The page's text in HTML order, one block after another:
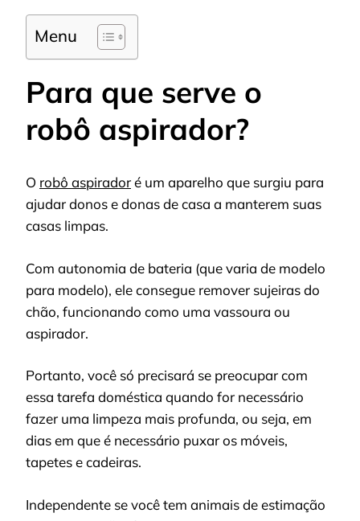
Menu
Para que serve o
robô aspirador?
O robô aspiradoré um aparelho que surgiu para
ajudar donos e donas de casa a manterem suas
casas limpas.
Com autonomia de bateria (que varia de modelo
para modelo), ele consegue remover sujeiras do
chão, funcionando como uma vassoura ou
aspirador.
Portanto, você só precisará se preocupar com
essa tarefa doméstica quando for necessário
fazer uma limpeza mais profunda, ou seja, em
dias em que é necessário puxar os móveis,
tapetes e cadeiras.
Independente se você tem animais de estimação